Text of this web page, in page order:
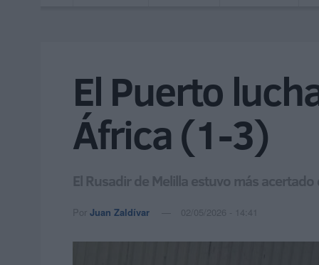
El Puerto
África (1-3)
El Rusadir de Melilla estuvo más
Por Juan Zaldívar 02/05/2026 - 14:41